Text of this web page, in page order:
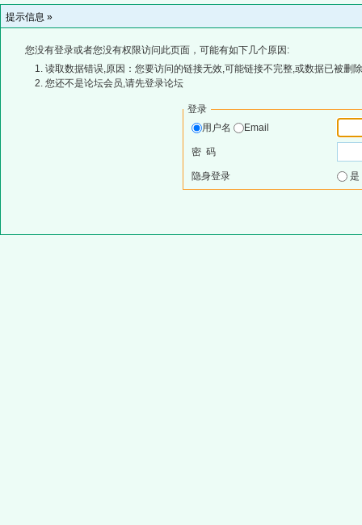
提示信息 »
您没有登录或者您没有权限访问此页面，可能有如下几个原因:
读取数据错误,原因：您要访问的链接无效,可能链接不完整,或数据已被删
您还不是论坛会员,请先登录论坛
登录
用户名
Email
密 码
隐身登录